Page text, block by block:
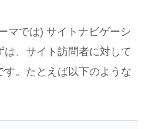
マでは) サイトナビゲーシ
、サイト訪問者に対して
。たとえば以下のような